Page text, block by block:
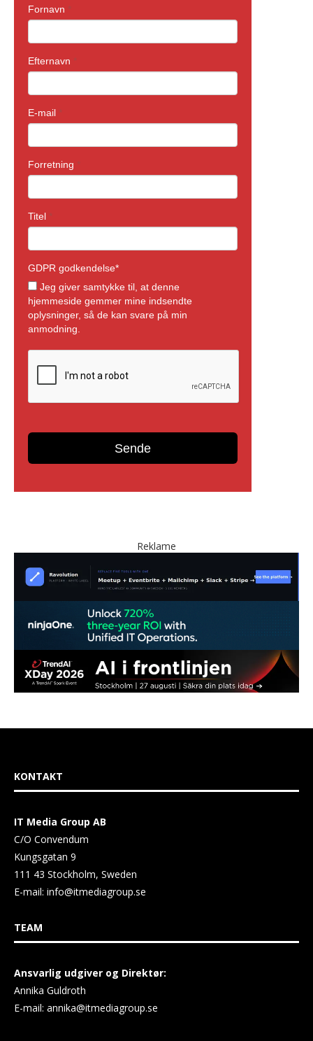
Reklame
KONTAKT
IT Media Group AB
C/O Convendum
Kungsgatan 9
111 43 Stockholm, Sweden
E-mail: info@itmediagroup.se
TEAM
Ansvarlig udgiver og Direktør:
Annika Guldroth
E-mail: annika@itmediagroup.se